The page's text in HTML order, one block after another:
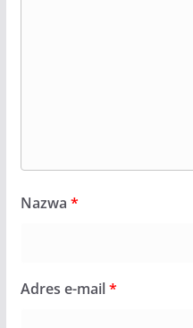
Nazwa *
Adres e-mail*